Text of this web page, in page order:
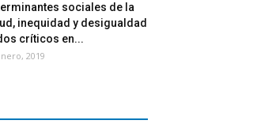
sociales de la
inequidad y desigualdad
críticos en...
2019